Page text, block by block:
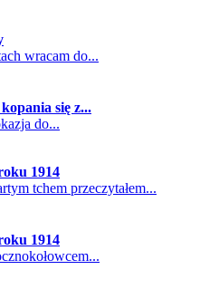
wracam do...
się z...
do...
1914
tchem przeczytałem...
1914